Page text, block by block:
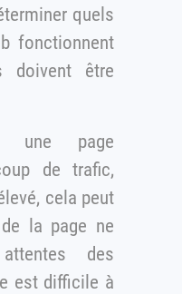
doivent être
une page
de trafic,
la page ne
est difficile à